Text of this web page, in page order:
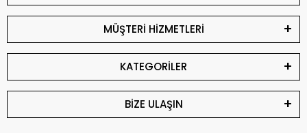
MÜŞTERİ HİZMETLERİ
KATEGORİLER
BİZE ULAŞIN